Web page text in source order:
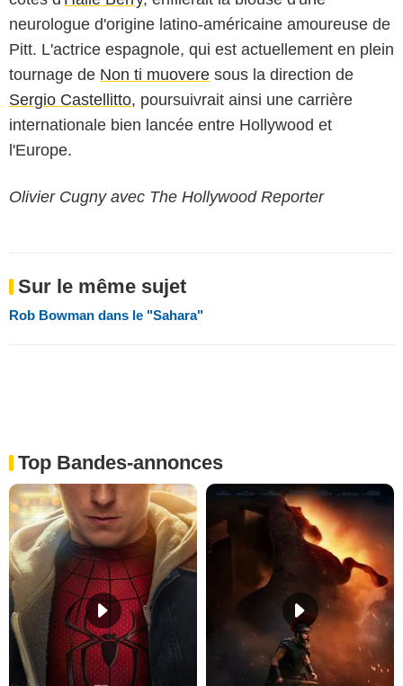
neurologue d'origine latino-américaine amoureuse de
Pitt. L'actrice espagnole, qui est actuellement en plein
tournage de Non ti muovere sous la direction de
Sergio Castellitto, poursuivrait ainsi une carrière
internationale bien lancée entre Hollywood et
l'Europe.
Olivier Cugny avec The Hollywood Reporter
Sur le même sujet
Rob Bowman dans le "Sahara"
Top Bandes-annonces